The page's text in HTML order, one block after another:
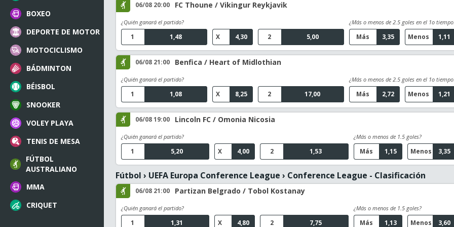
BOXEO
DEPORTE DE MOTOR
MOTOCICLISMO
BÁDMINTON
BÉISBOL
SNOOKER
VOLEY PLAYA
TENIS DE MESA
FÚTBOL
AUSTRALIANO
MMA
CRIQUET
06/08 20:00 FC Thoune / Vikingur Reykjavik
¿Quién ganará el partido?
1,48
1 4,30
X 5,00
2
¿Más o menos de 2.5 goles en el 1o
3,35
Más 1,11
Menos
06/08 21:00 Benfica / Heart of Midlothian
¿Quién ganará el partido?
1,08
1 8,25
X 17,00
2
¿Más o menos de 2.5 goles en el 1o
2,72
Más 1,21
Menos
06/08 19:00 Lincoln FC / Omonia Nicosia
¿Quién ganará el partido?
5,20
1 4,00
X 1,53
2
¿Más o menos de 1.5 goles?
1,15
Más 3,35
Menos
Fútbol › UEFA Europa Conference League › Conference League - Clasificación
06/08 21:00 Partizan Belgrado / Tobol Kostanay
¿Quién ganará el partido?
1,31
1 4,80
X 7,75
2
¿Más o menos de 1.5 goles?
1,13
Más 3,60
Menos